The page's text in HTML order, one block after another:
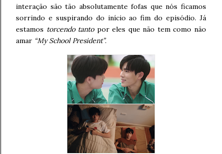
interação são tão absolutamente fofas que nós ficamos
sorrindo e suspirando do início ao fim do episódio. Já
estamos torcendo tantopor eles que não tem como não
amar “My School President”.